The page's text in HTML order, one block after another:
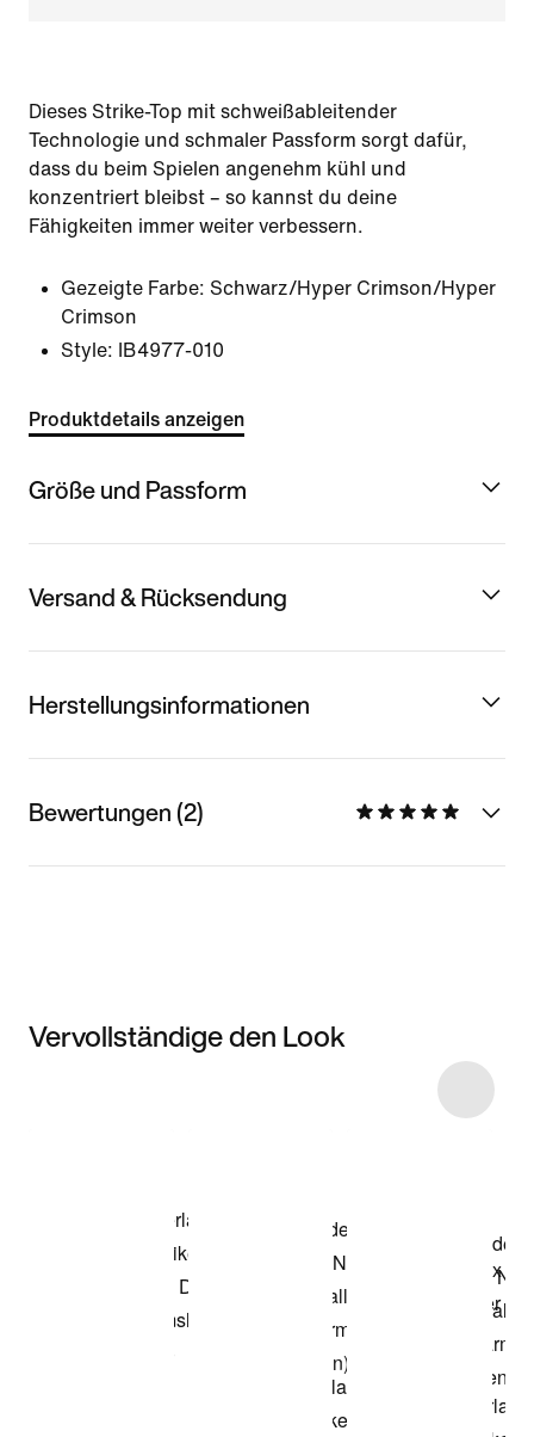
Dieses Strike-Top mit schweißableitender
Technologie und schmaler Passform sorgt dafür,
dass du beim Spielen angenehm kühl und
konzentriert bleibst – so kannst du deine
Fähigkeiten immer weiter verbessern.
Gezeigte Farbe: Schwarz/Hyper Crimson/Hyper
Crimson
Style:
IB4977-010
Produktdetails anzeigen
Größe und Passform
Versand & Rücksendung
Herstellungsinformationen
Bewertungen (2)
Vervollständige den Look